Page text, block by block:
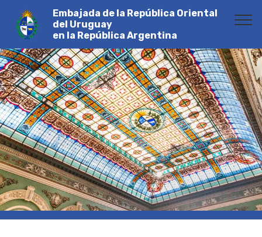
Embajada de la República Oriental
del Uruguay
en la República Argentina